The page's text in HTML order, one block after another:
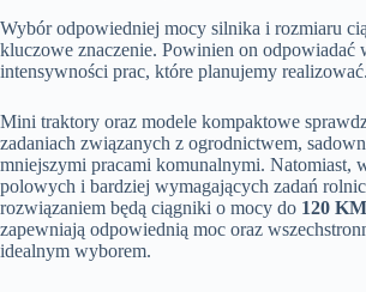
Wybór odpowiedniej mocy silnika i rozmiaru
kluczowe znaczenie. Powinien on odpowiadać
intensywności prac, które planujemy realizować.
Mini traktory oraz modele kompaktowe
zadaniach związanych z ogrodnictwem,
mniejszymi pracami komunalnymi. Natomiast,
polowych i bardziej wymagających zadań
rozwiązaniem będą ciągniki o mocy do 120 KM
zapewniają odpowiednią moc oraz
idealnym wyborem.